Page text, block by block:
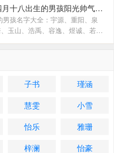
一个名字究竟取的好不好
2023年农历四月十八出生的男孩阳光帅气的名字 2023兔年最好的男孩名字大全
孩名字大全：宇源、重阳、泉
玉山、浩禹、容逸、煜诚、若
德权、书远、沐霜、登峰、洪
子书
瑾涵
慧雯
小雪
怡乐
雅珊
梓澜
怡豪